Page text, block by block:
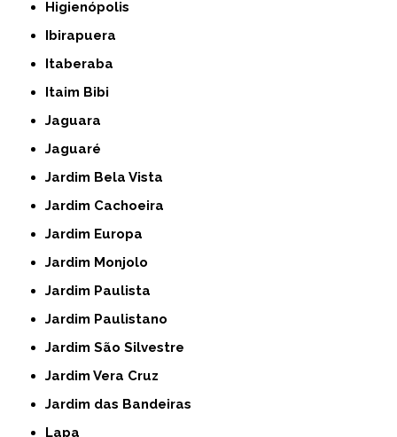
Higienópolis
Ibirapuera
Itaberaba
Itaim Bibi
Jaguara
Jaguaré
Jardim Bela Vista
Jardim Cachoeira
Jardim Europa
Jardim Monjolo
Jardim Paulista
Jardim Paulistano
Jardim São Silvestre
Jardim Vera Cruz
Jardim das Bandeiras
Lapa